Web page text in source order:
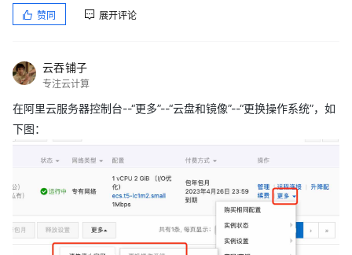
赞同 展开评论
云吞铺子
专注云计算
在阿里云服务器控制台--“更多”--“云盘和镜像”--“更换操作系统”，如
下图：